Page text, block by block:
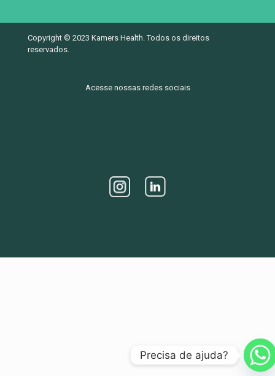
Copyright © 2023 Kamers Health. Todos os direitos
reservados.
Acesse nossas redes sociais
Precisa de ajuda?